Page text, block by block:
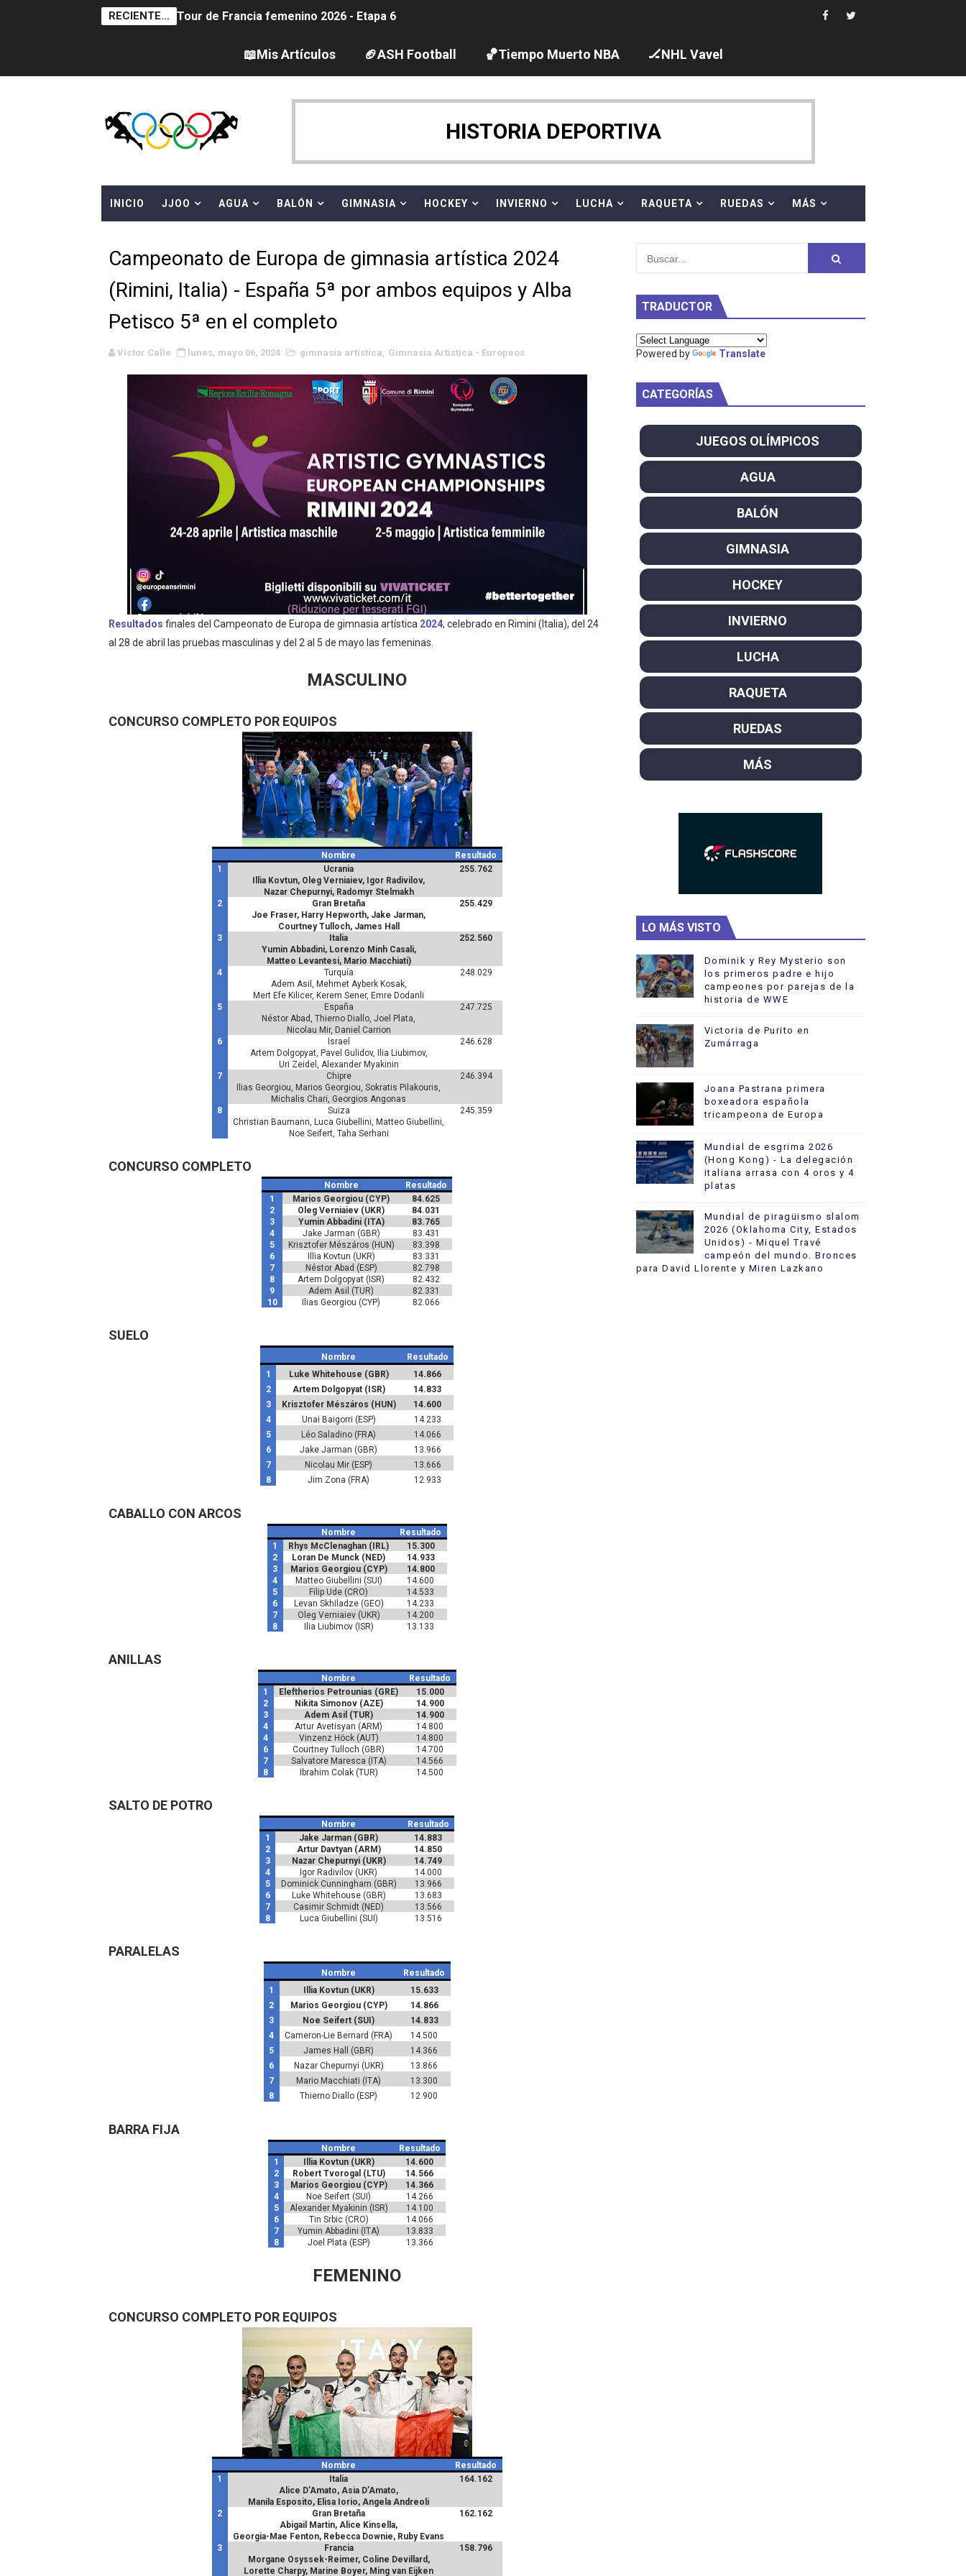
RECIENTE... Tour de Francia femenino 2026 - Etapa 6
Women's Pro Baseball League 2026
Campeonato de Europa en aguas abiertas 2026 (París, Francia) - Dobletes de Wellbrock y Taddeucci. Ángela Martínez 5ª en 10km
Campeonato de Europa de pentatlón moderno 2026 (Estambul, Turquía)
Campeonato de Europa de natación artística 2026 (París, Francia) - España domina junto al equipo neutral ruso, llevándose 8 medallas, seis para
Canadá Open 2026
WWE NXT - Myles Borne y Tavion Heights ponen fin al reinado por parejas de The Vanity Project
Canadian Football League 2026 - Week 10
EFA y AFLE 2026 - Regular season
Grandes éxitos por fin para Chelsea Green, Chad Gable y Baron Corbin en SummerSlam
Campeonato de Europa de MTB 2026 (Monteceneri, Suiza) - Charlie Aldridge y Sina Frei dominan el Europeo
Campeonato de Europa de remo 2026 (Varese, Italia) - Rumanía, Alemania y Gran Bretaña se reparten el botín y Caetano Horta y Rodrigo Conde
Mundial de lacrosse femenino 2026 (Tokio, Japón) - Estados Unidos invencibles, ya son decacampeonas y quinto oro consecutivo
Máxima celebración en el último Impact! con Jason Hotch como nuevo TNA International Champion
Mundial de esgrima 2026 (Hong Kong) - La delegación italiana arrasa con 4 oros y 4 platas
Raquel Rodriguez es la nueva monarca Intercontinental, su primer título individual en WWE
Athletes Unlimited Softball League 2026 - Las Utah Talons son bicampeonas de la AUSL
Mundial de piragüismo slalom 2026 (Oklahoma City, Estados Unidos) - Miquel Travé campeón del mundo. Bronces para David Llorente y Miren
Tour de Francia masculino 2026 - Tadej Pogacar entra en el selecto grupo de los pentacampeones, los más laureados
Mundial de Fórmula 1 2026 - Lando Norris consigue en Hungría su primera victoria del año como campeón
Campeonato de Europa de saltos 2026 (París, Francia) - Bronce para Jorge y Ana Carvajal en plataforma. 5 orazos para Chiara Pellacani,
📖Mis Artículos 🏈ASH Football 🏀Tiempo Muerto NBA 🏒NHL Vavel
HISTORIA DEPORTIVA
INICIO JJOO AGUA BALÓN GIMNASIA HOCKEY INVIERNO LUCHA RAQUETA RUEDAS MÁS
Campeonato de Europa de gimnasia artística 2024
(Rimini, Italia) - España 5ª por ambos equipos y Alba
Petisco 5ª en el completo
Víctor Calle lunes, mayo 06, 2024 gimnasia artística, Gimnasia Artística - Europeos
Resultados finales del Campeonato de Europa de gimnasia artística 2024, celebrado en Rimini (Italia), del 24
al 28 de abril las pruebas masculinas y del 2 al 5 de mayo las femeninas.
MASCULINO
CONCURSO COMPLETO POR EQUIPOS
Nombre
Resultado
1
Ucrania
Illia Kovtun, Oleg Verniaiev, Igor Radivilov,
Nazar Chepurnyi, Radomyr Stelmakh
255.762
2
Gran Bretaña
Joe Fraser, Harry Hepworth, Jake Jarman,
Courtney Tulloch, James Hall
255.429
3
Italia
Yumin Abbadini, Lorenzo Minh Casali,
Matteo Levantesi, Mario Macchiati)
252.560
4
Turquía
Adem Asil, Mehmet Ayberk Kosak,
Mert Efe Kilicer, Kerem Sener, Emre Dodanli
248.029
5
España
Néstor Abad, Thierno Diallo, Joel Plata,
Nicolau Mir, Daniel Carrion
247.725
6
Israel
Artem Dolgopyat, Pavel Gulidov, Ilia Liubimov,
Uri Zeidel, Alexander Myakinin
246.628
7
Chipre
Ilias Georgiou, Marios Georgiou, Sokratis Pilakouris,
Michalis Chari, Georgios Angonas
246.394
8
Suiza
Christian Baumann, Luca Giubellini, Matteo Giubellini,
Noe Seifert, Taha Serhani
245.359
CONCURSO COMPLETO
Nombre
Resultado
1
Marios Georgiou (CYP)
84.625
2
Oleg Verniaiev (UKR)
84.031
3
Yumin Abbadini (ITA)
83.765
4
Jake Jarman (GBR)
83.431
5
Krisztofer Mészáros (HUN)
83.398
6
Illia Kovtun (UKR)
83.331
7
Néstor Abad (ESP)
82.798
8
Artem Dolgopyat (ISR)
82.432
9
Adem Asil (TUR)
82.331
10
Ilias Georgiou (CYP) 82.066
SUELO
Nombre
Resultado
1
Luke Whitehouse (GBR)
14.866
2
Artem Dolgopyat (ISR)
14.833
3
Krisztofer Mészáros (HUN)
14.600
4
Unai Baigorri (ESP)
14.233
5
Léo Saladino (FRA)
14.066
6
Jake Jarman (GBR)
13.966
7
Nicolau Mir (ESP)
13.666
8
Jim Zona (FRA) 12.933
CABALLO CON ARCOS
Nombre
Resultado
1
Rhys McClenaghan (IRL)
15.300
2
Loran De Munck (NED)
14.933
3
Marios Georgiou (CYP)
14.800
4
Matteo Giubellini (SUI)
14.600
5
Filip Ude (CRO)
14.533
6
Levan Skhiladze (GEO)
14.233
7
Oleg Verniaiev (UKR)
14.200
8
Ilia Liubimov (ISR) 13.133
ANILLAS
Nombre
Resultado
1
Eleftherios Petrounias (GRE)
15.000
2
Nikita Simonov (AZE)
14.900
3
Adem Asil (TUR)
14.900
4
Artur Avetisyan (ARM)
14.800
4
Vinzenz Höck (AUT)
14.800
6
Courtney Tulloch (GBR)
14.700
7
Salvatore Maresca (ITA)
14.566
8
Ibrahim Colak (TUR) 14.500
SALTO DE POTRO
Nombre
Resultado
1
Jake Jarman (GBR)
14.883
2
Artur Davtyan (ARM)
14.850
3
Nazar Chepurnyi (UKR)
14.749
4
Igor Radivilov (UKR)
14.000
5
Dominick Cunningham (GBR)
13.966
6
Luke Whitehouse (GBR)
13.683
7
Casimir Schmidt (NED)
13.566
8
Luca Giubellini (SUI) 13.516
PARALELAS
Nombre
Resultado
1
Illia Kovtun (UKR)
15.633
2
Marios Georgiou (CYP)
14.866
3
Noe Seifert (SUI)
14.833
4
Cameron-Lie Bernard (FRA)
14.500
5
James Hall (GBR)
14.366
6
Nazar Chepurnyi (UKR)
13.866
7
Mario Macchiati (ITA)
13.300
8
Thierno Diallo (ESP) 12.900
BARRA FIJA
Nombre
Resultado
1
Illia Kovtun (UKR)
14.600
2
Robert Tvorogal (LTU)
14.566
3
Marios Georgiou (CYP)
14.366
4
Noe Seifert (SUI)
14.266
5
Alexander Myakinin (ISR)
14.100
6
Tin Srbic (CRO)
14.066
7
Yumin Abbadini (ITA)
13.833
8
Joel Plata (ESP) 13.366
FEMENINO
CONCURSO COMPLETO POR EQUIPOS
Nombre
Resultado
1
Italia
Alice D’Amato, Asia D’Amato,
Manila Esposito, Elisa Iorio, Angela Andreoli
164.162
2
Gran Bretaña
Abigail Martin, Alice Kinsella,
Georgia-Mae Fenton, Rebecca Downie, Ruby Evans
162.162
3
Francia
Morgane Osyssek-Reimer, Coline Devillard,
Lorette Charpy, Marine Boyer, Ming van Eijken
158.796
TRADUCTOR
Powered by Translate
CATEGORÍAS
JUEGOS OLÍMPICOS
AGUA
BALÓN
GIMNASIA
HOCKEY
INVIERNO
LUCHA
RAQUETA
RUEDAS
MÁS
LO MÁS VISTO
Dominik y Rey Mysterio son
los primeros padre e hijo
campeones por parejas de la
historia de WWE
Victoria de Purito en
Zumárraga
Joana Pastrana primera
boxeadora española
tricampeona de Europa
Mundial de esgrima 2026
(Hong Kong) - La delegación
italiana arrasa con 4 oros y 4
platas
Mundial de piragüismo slalom
2026 (Oklahoma City, Estados
Unidos) - Miquel Travé
campeón del mundo. Bronces
para David Llorente y Miren Lazkano